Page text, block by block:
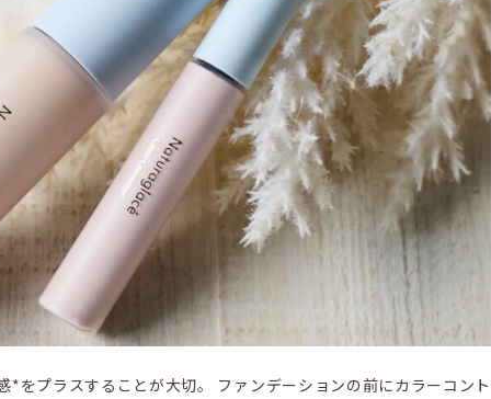
をプラスすることが大切。 ファンデーションの前にカラーコント